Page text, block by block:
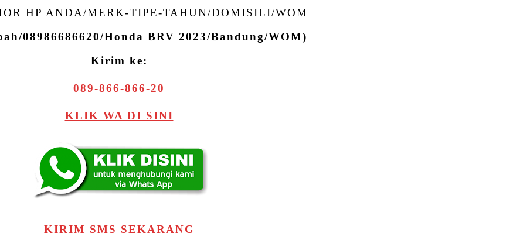
HP ANDA/MERK-TIPE-TAHUN/DOMISILI/WOM
08986686620/Honda BRV 2023/Bandung/WOM)
Kirim ke:
089-866-866-20
KLIK WA DI SINI
KIRIM SMS SEKARANG